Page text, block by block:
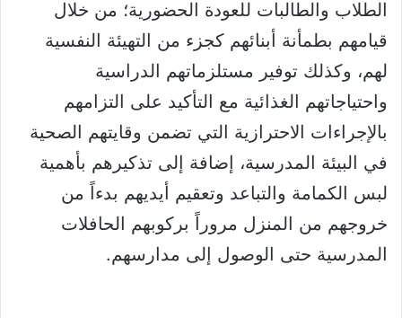
الطلاب والطالبات للعودة الحضورية؛ من خلال
قيامهم بطمأنة أبنائهم كجزء من التهيئة النفسية
لهم، وكذلك توفير مستلزماتهم الدراسية
واحتياجاتهم الغذائية مع التأكيد على التزامهم
بالإجراءات الاحترازية التي تضمن وقايتهم الصحية
في البيئة المدرسية، إضافة إلى تذكيرهم بأهمية
لبس الكمامة والتباعد وتعقيم أيديهم بدءاً من
خروجهم من المنزل مروراً بركوبهم الحافلات
المدرسية حتى الوصول إلى مدارسهم.